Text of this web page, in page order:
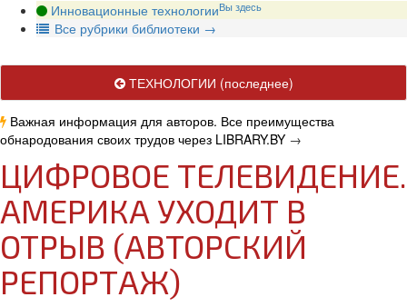
Инновационные технологииВы здесь
Все рубрики библиотеки →
ТЕХНОЛОГИИ (последнее)
Важная информация для авторов. Все преимущества
обнародования своих трудов через LIBRARY.BY →
ЦИФРОВОЕ ТЕЛЕВИДЕНИЕ.
АМЕРИКА УХОДИТ В
ОТРЫВ (АВТОРСКИЙ
РЕПОРТАЖ)